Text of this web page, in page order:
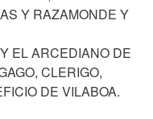
Y RAZAMONDE Y
EL ARCEDIANO DE
CLERIGO,
DE VILABOA.